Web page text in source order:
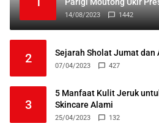
14/08/2023 1442
2 Sejarah Sholat Jumat dan
07/04/2023 427
3
5 Manfaat Kulit Jeruk
Skincare Alami
25/04/2023 132